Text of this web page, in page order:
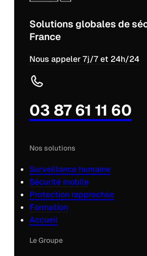
Solutions globales de
France
Nous appeler 7j/7 et 24h/24
03 87 61 11 60
Nos solutions
Surveillance humaine
Sécurité mobile
Protection rapprochée
Formation
Accueil
Le Groupe